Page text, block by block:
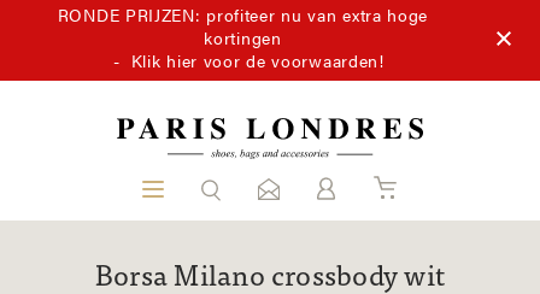
RONDE PRIJZEN: profiteer nu van extra hoge
kortingen
- Klik hier voor de voorwaarden!
Borsa Milano crossbody wit